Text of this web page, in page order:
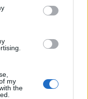
my
the
íme a mérleg!